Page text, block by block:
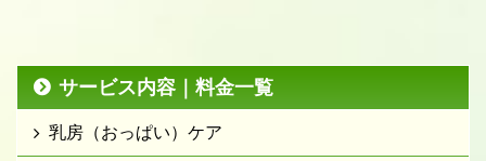
サービス内容｜料金一覧
乳房（おっぱい）ケア